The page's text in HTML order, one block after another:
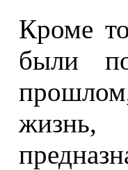
Кроме
были
жизнь,